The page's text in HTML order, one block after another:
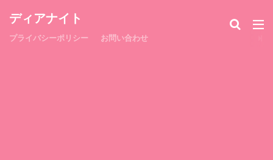
ディアナイト
プライバシーポリシー お問い合わせ